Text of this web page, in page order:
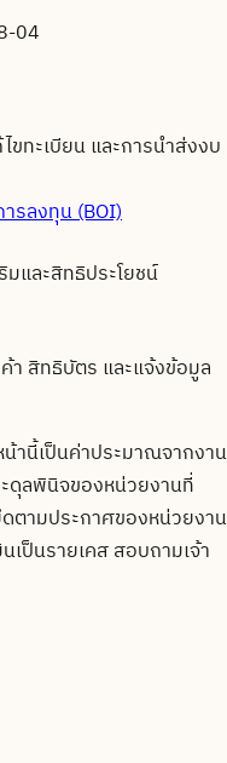
04
ทะเบียน และการนำส่งงบ
รลงทุน (BOI)
มและสิทธิประโยชน์
า สิทธิบัตร และแจ้งข้อมูล
น้านี้เป็นค่าประมาณจากงาน
ดุลพินิจของหน่วยงานที่
ตามประกาศของหน่วยงาน
เป็นรายเคส สอบถามเจ้า